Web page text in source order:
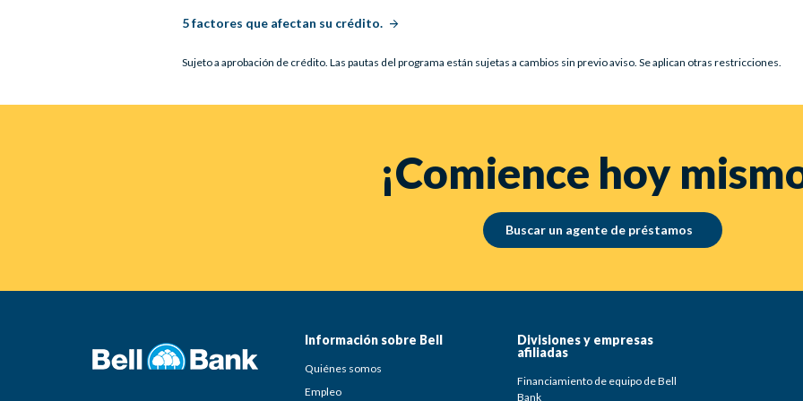
5 factores que afectan su crédito.
Sujeto a aprobación de crédito. Las pautas del programa están sujetas a cambios sin previo aviso. Se aplican otras restricciones.
¡Comience hoy
Buscar un agente de préstamos
Información sobre Bell
Quiénes somos
Empleo
Divisiones y empresas
afiliadas
Financiamiento de equipo de Bell
Bank